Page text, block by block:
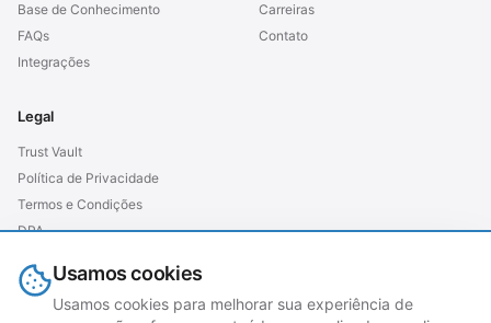
Base de Conhecimento
FAQs
Integrações
Carreiras
Contato
Legal
Trust Vault
Política de Privacidade
Termos e Condições
DPA
GDPR (UE)Usamos cookies
Usamos cookies para melhorar sua experiência de